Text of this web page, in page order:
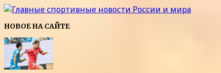
НОВОЕ НА САЙТЕ